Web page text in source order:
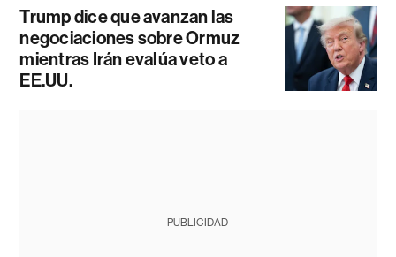
Trump dice que avanzan las
negociaciones sobre Ormuz
mientras Irán evalúa veto a
EE.UU.
PUBLICIDAD